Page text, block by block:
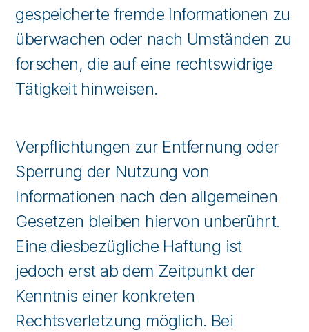
gespeicherte fremde Informationen zu
überwachen oder nach Umständen zu
forschen, die auf eine rechtswidrige
Tätigkeit hinweisen.
Verpflichtungen zur Entfernung oder
Sperrung der Nutzung von
Informationen nach den allgemeinen
Gesetzen bleiben hiervon unberührt.
Eine diesbezügliche Haftung ist
jedoch erst ab dem Zeitpunkt der
Kenntnis einer konkreten
Rechtsverletzung möglich. Bei